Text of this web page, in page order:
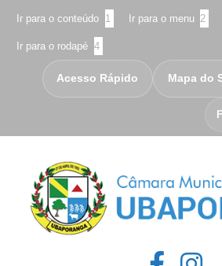
Ir para o conteúdo 1 Ir para o menu 2
Ir para o rodapé 4
Acesso Rápido Mapa do